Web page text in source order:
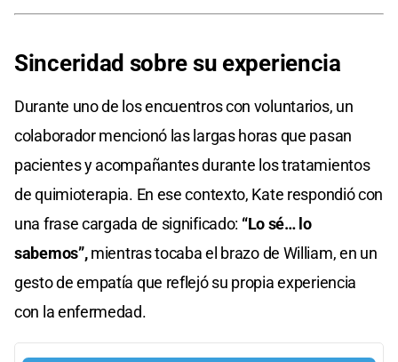
Sinceridad sobre su experiencia
Durante uno de los encuentros con voluntarios, un
colaborador mencionó las largas horas que pasan
pacientes y acompañantes durante los tratamientos
de quimioterapia. En ese contexto, Kate respondió con
una frase cargada de significado: “Lo sé… lo
sabemos”,mientras tocaba el brazo de William, en un
gesto de empatía que reflejó su propia experiencia
con la enfermedad.